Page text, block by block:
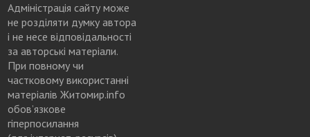
Адміністрація сайту може
не розділяти думку автора
і не несе відповідальності
за авторські матеріали.
При повному чи
частковому використанні
матеріалів Житомир.info
обов’язкове
гіперпосилання